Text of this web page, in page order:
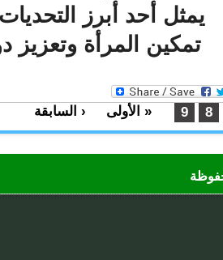
يمثل أحد أبرز
تمكين المرأة وتعزيز
« الأولى ‹ السابقة 9